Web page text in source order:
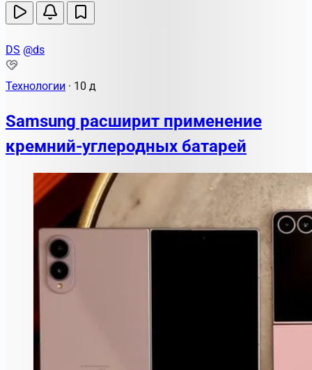
DS @ds
Технологии · 10 д
Samsung расширит применение
кремний-углеродных батарей